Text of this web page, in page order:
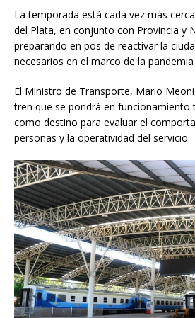
La temporada está cada vez más
del Plata, en conjunto con Provincia y
preparando en pos de reactivar la
necesarios en el marco de la
El Ministro de Transporte, Mario
tren que se pondrá en funcionamiento
como destino para evaluar el
personas y la operatividad del servicio.